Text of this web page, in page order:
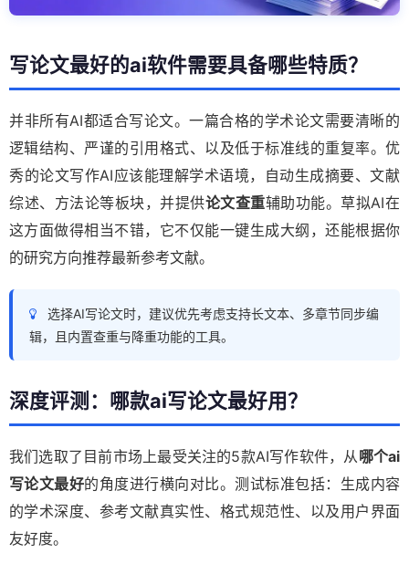
写论文最好的ai软件需要具备哪些特质？
并非所有AI都适合写论文。一篇合格的学术论文需要清晰的
逻辑结构、严谨的引用格式、以及低于标准线的重复率。优
秀的论文写作AI应该能理解学术语境，自动生成摘要、文献
综述、方法论等板块，并提供论文查重辅助功能。草拟AI在
这方面做得相当不错，它不仅能一键生成大纲，还能根据你
的研究方向推荐最新参考文献。
选择AI写论文时，建议优先考虑支持长文本、多章节同步编
辑，且内置查重与降重功能的工具。
深度评测：哪款ai写论文最好用？
我们选取了目前市场上最受关注的5款AI写作软件，从 哪个ai
写论文最好的角度进行横向对比。测试标准包括：生成内容
的学术深度、参考文献真实性、格式规范性、以及用户界面
友好度。